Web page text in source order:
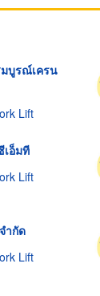
บูรณ์เครน
Lift
เอ็มที
Lift
ำกัด
Lift